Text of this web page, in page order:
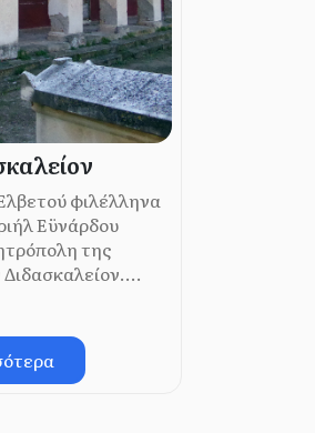
φιλέλληνα
Εϋνάρδου
της